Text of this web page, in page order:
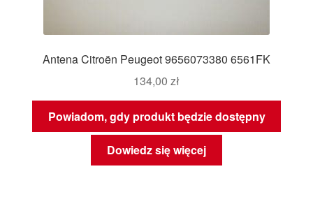
Antena Citroën Peugeot 9656073380 6561FK
134,00 zł
Powiadom, gdy produkt będzie dostępny
Dowiedz się więcej